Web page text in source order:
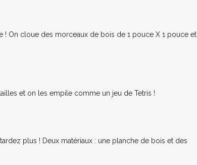
! On cloue des morceaux de bois de 1 pouce X 1 pouce et
et on les empile comme un jeu de Tetris !
plus ! Deux matériaux : une planche de bois et des